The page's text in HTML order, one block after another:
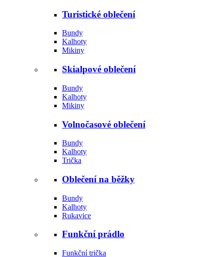
Turistické oblečení
Bundy
Kalhoty
Mikiny
Skialpové oblečení
Bundy
Kalhoty
Mikiny
Volnočasové oblečení
Bundy
Kalhoty
Trička
Oblečení na běžky
Bundy
Kalhoty
Rukavice
Funkční prádlo
Funkční trička